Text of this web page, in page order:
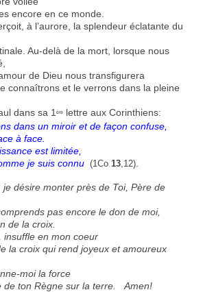
encore en ce monde.
à l’aurore, la splendeur éclatante du
Au-delà de la mort, lorsque nous
de Dieu nous transfigurera
connaîtrons et le verrons dans la pleine
dans sa 1 ère
lettre aux Corinthiens:
dans un miroir et de façon confuse,
à face.
est limitée,
je suis connu (1Co 13 ,12)
désire monter près de Toi, Père de
pas encore le don de moi,
de la croix.
insuffle en mon coeur
la croix qui rend joyeux et amoureux
moi la force
de ton Règne sur la terre. Amen!